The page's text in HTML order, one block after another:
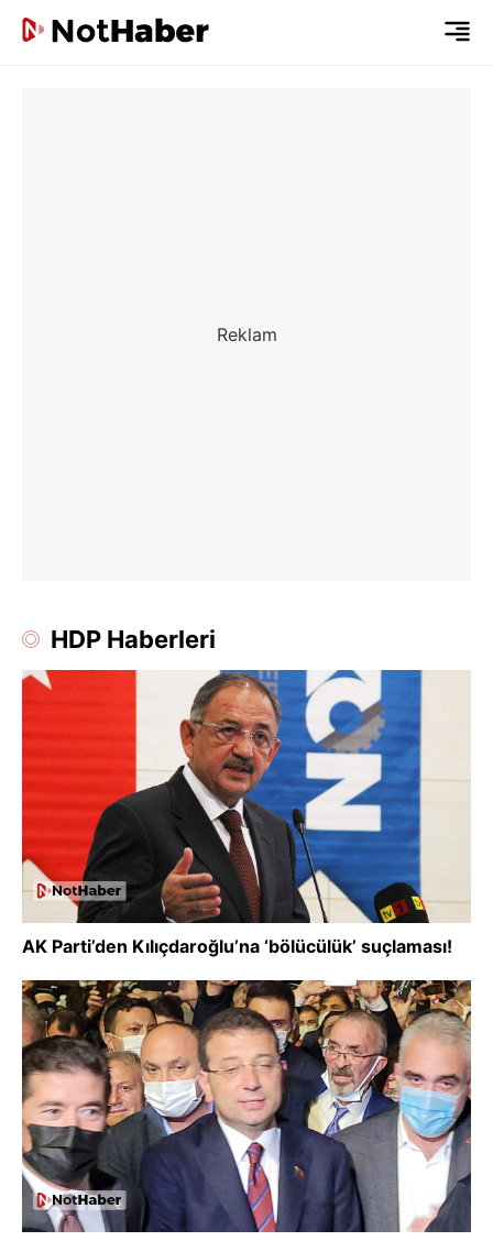
HDP Haberleri
AK Parti’den Kılıçdaroğlu’na ‘bölücülük’ suçlaması!